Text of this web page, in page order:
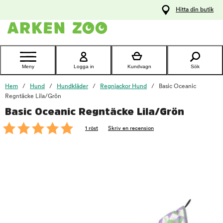
Kontakta
Hitta din butik
Meny Logga in Kundvagn Sök
Hem Hund Hundkläder Regnjackor Hund
Basic Oceanic
Regntäcke Lila/Grön
Basic Oceanic Regntäcke Lila/Grön
1 röst Skriv en recension
foo